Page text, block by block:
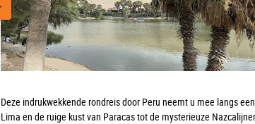
Deze indrukwekkende rondreis door Peru neemt u mee langs
Lima en de ruige kust van Paracas tot de mysterieuze